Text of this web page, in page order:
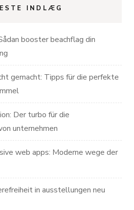
INDLÆG
booster beachflag din
gemacht: Tipps für die perfekte
Der turbo für die
unternehmen
web apps: Moderne wege der
in ausstellungen neu